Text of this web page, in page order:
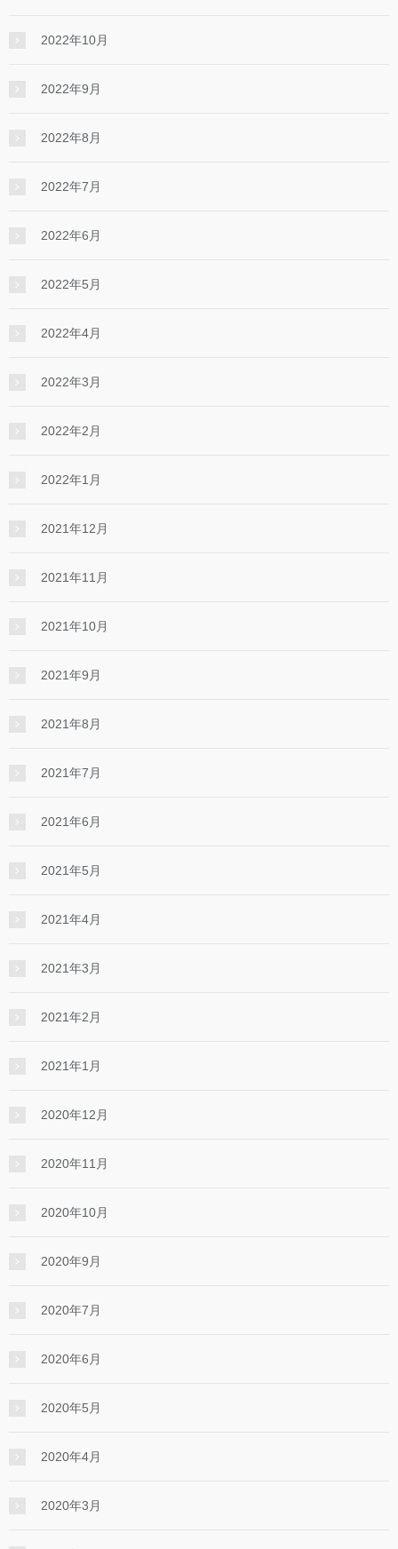
2022年10月
2022年9月
2022年8月
2022年7月
2022年6月
2022年5月
2022年4月
2022年3月
2022年2月
2022年1月
2021年12月
2021年11月
2021年10月
2021年9月
2021年8月
2021年7月
2021年6月
2021年5月
2021年4月
2021年3月
2021年2月
2021年1月
2020年12月
2020年11月
2020年10月
2020年9月
2020年7月
2020年6月
2020年5月
2020年4月
2020年3月